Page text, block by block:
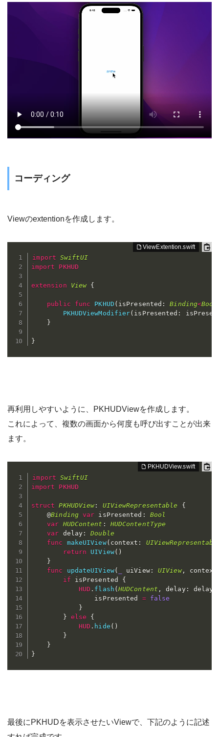
コーディング
Viewのextentionを作成します。
import
SwiftUI
import
PKHUD
extension View {
public func PKHUD ( isPresented : Binding<Bool
PKHUDViewModifier( isPresented :
}
}
再利用しやすいように、PKHUDViewを作成します。
これによって、複数の画面から何度も呼び出すことが出来
ます。
import
SwiftUI
import
PKHUD
struct PKHUDView: UIViewRepresentable
{
    @
Binding var isPresented :
Bool
var HUDContent :
HUDContentType
var delay :
Double
func
makeUIView( context :
return
UIView( )
}
func
updateUIView( uiView: UIView, context
if isPresented {
HUD . flash ( HUDContent , delay: delay
                isPresented
=
false
}
} else
{
HUD . hide ( )
}
}
}
最後にPKHUDを表示させたいViewで、下記のように記述